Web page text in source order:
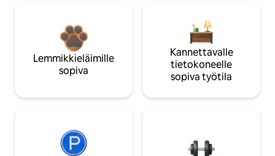
Lemmikkieläimille
sopiva
Kannettavalle
tietokoneelle
sopiva työtila